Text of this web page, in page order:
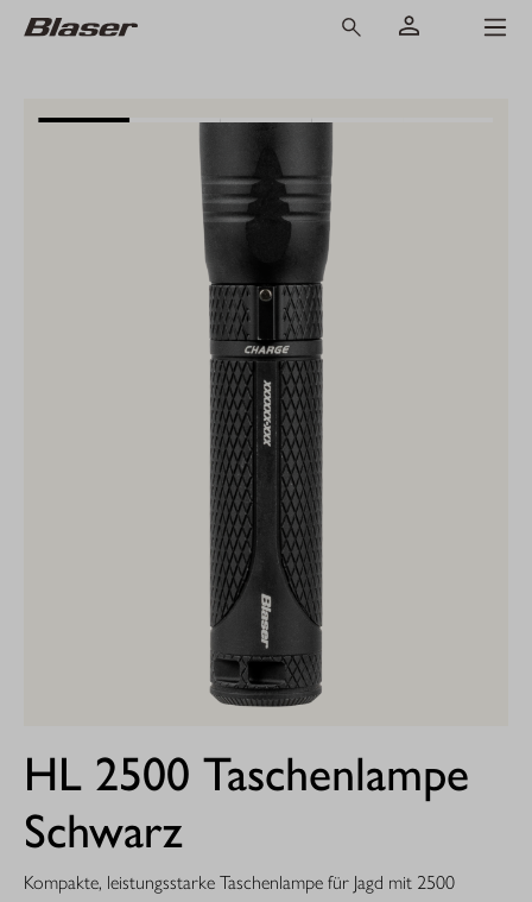
HL 2500 Taschenlampe
Schwarz
Kompakte, leistungsstarke Taschenlampe für Jagd mit 2500